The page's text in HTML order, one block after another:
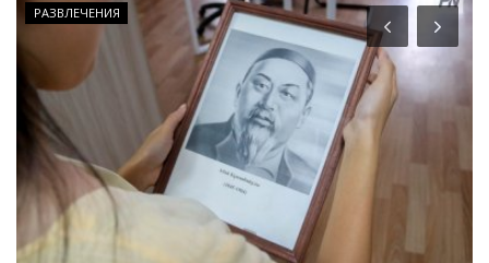
РАЗВЛЕЧЕНИЯ